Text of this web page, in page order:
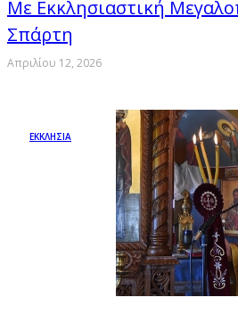
Με Εκκλησιαστική
Σπάρτη
Απριλίου 12, 2026
ΕΚΚΛΗΣΙΑ